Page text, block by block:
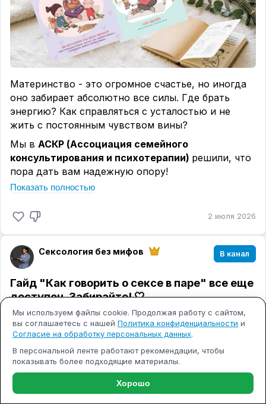
📌Не понимают, как оно работает;
📌 Верят, что с ними «что-то не так», когда не
получается так, как в порнофильме или
эротическом эпизоде из любовного романа;
📌 Не могут получить удовольствие, потому что
запрещают себе его чувствовать;
💪 Знание — это сила. А в области секса — это
еще и свобода!
Уверена, что многие из вас найдут в этой теме
ответы на свои вопросы. А кто-то, наконец-то
выдохнув, скажет себе: «Я в норме. Со мной все
ОК» 🤍
Материнство - это огромное счастье, но иногда
оно забирает абсолютно все силы. Где брать
энергию? Как справляться с усталостью и не
жить с постоянным чувством вины?
Мы в АСКР (Ассоциация семейного
консультирования и психотерапии) решили, что
пора дать вам надежную опору!
Мы собрались коллегами: детские психологи,
сексолог. Провели настоящий «совет
директоров» 😊, лично прочитали, тщательно
проанализировали с точки зрения доказательной
психологии и отобрали для вас
сборник главных
📚 Книги про то, как быть мамой в ресурсе,
растить счастливых детей без надрыва. Никакой
«воды» понятным языком только то, что реально
работает!
👇Как забрать свой сборник?
Условия максимально простые:
Показать полностью
2 июля 2026
Сексология без мифов В канал
Гайд "Как говорить о сексе в паре" все еще
доступен. Забирайте! 🤍
Сексология без мифов
Вижу вашу активность во вчерашнем
Мы используем файлы cookie. Продолжая работу с сайтом,
вы соглашаетесь с нашей Политика конфиденциальности и
Согласие на обработку персональных данных.
В персональной ленте работают рекомендации, чтобы
показывать более подходящие материалы.
Хорошо